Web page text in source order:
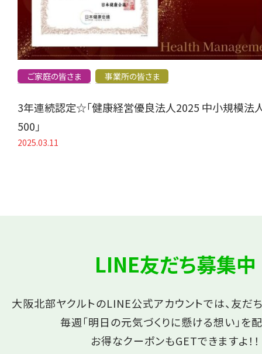
ご家庭の皆さま 事業所の皆さま
3年連続認定☆「健康経営優良法人2025 中小規模法
500」
2025.03.11
LINE友だち募集中
大阪北部ヤクルトのLINE公式アカウントでは、友だ
毎週「明日の元気づくりに懸ける想い」を
お得なクーポンもGETできますよ！！